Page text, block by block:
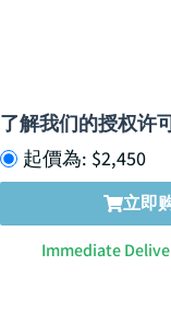
了解我们的授权许
起價為: $2,450
立即
Immediate